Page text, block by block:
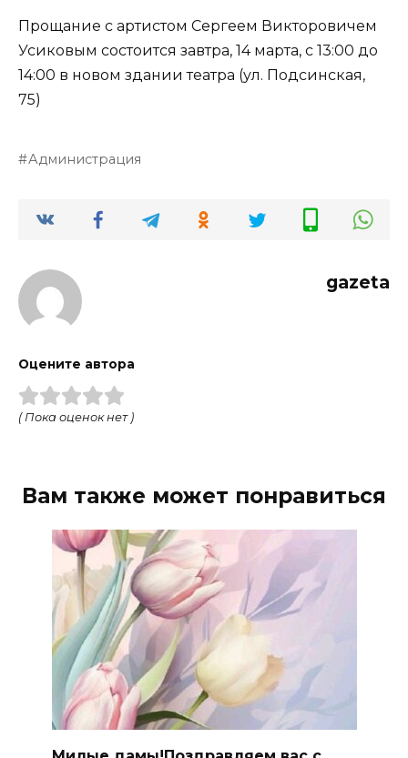
Прощание с артистом Сергеем Викторовичем
Усиковым состоится завтра, 14 марта, с 13:00 до
14:00 в новом здании театра (ул. Подсинская,
75)
Администрация
gazeta
Оцените автора
( Пока оценок нет )
Вам также может понравиться